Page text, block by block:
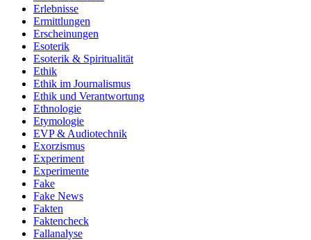
Erlebnisse
Ermittlungen
Erscheinungen
Esoterik
Esoterik & Spiritualität
Ethik
Ethik im Journalismus
Ethik und Verantwortung
Ethnologie
Etymologie
EVP & Audiotechnik
Exorzismus
Experiment
Experimente
Fake
Fake News
Fakten
Faktencheck
Fallanalyse